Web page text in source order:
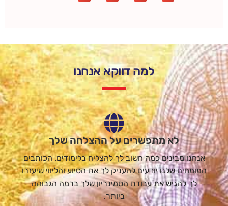
למה דווקא אנחנו
לא מתפשרים על ההצלחה שלך
אנחנו מבינים כמה חשוב לך להצליח בלימודים. הכותבים
המומחים שלנו יודעים להעניק לך את הסיוע והליווי שיעזרו
לך להגיש את עבודת הסמינריון שלך ברמה הגבוהה
ביותר.